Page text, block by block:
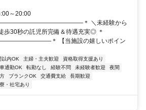
～20:00
＊ ＼未経験から
歩30秒の託児所完備＆待遇充実◎ ＊
＊ 【当施設の嬉しいポイン
以内OK 主婦・主夫歓迎
資格取得支援あり
車通勤OK 転勤なし 経験不問 未経験者歓迎
夜間
ブランクOK 交通費支給
長期歓迎
寮・社宅あり